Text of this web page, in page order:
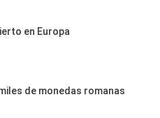
en Europa
de monedas romanas